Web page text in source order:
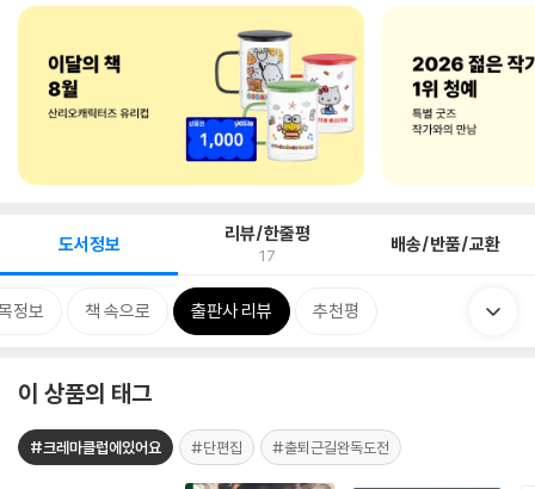
도서정보 리뷰/한줄평
17 배송/반품/교환
정보 책 속으로 출판사 리뷰 추천평
이 상품의 태그
#크레마클럽에있어요 #단편집 #출퇴근길완독도전